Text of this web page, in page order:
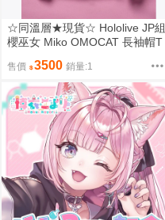
☆同溫層★現貨☆ Hololive JP組
櫻巫女 Miko OMOCAT 長袖帽T
售價 3500 銷量:1